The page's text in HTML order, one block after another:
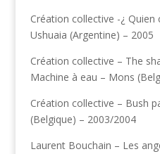
Création collective -¿
Ushuaia (Argentine) – 2005
Création collective – The
Machine à eau – Mons
Création collective – Bush
(Belgique) – 2003/2004
Laurent Bouchain – Les